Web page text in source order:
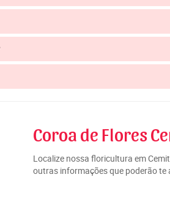
Coroa de Flores
Localize nossa floricultura em
outras informações que poderão te